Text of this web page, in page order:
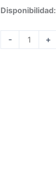
Disponibilidad:
- +